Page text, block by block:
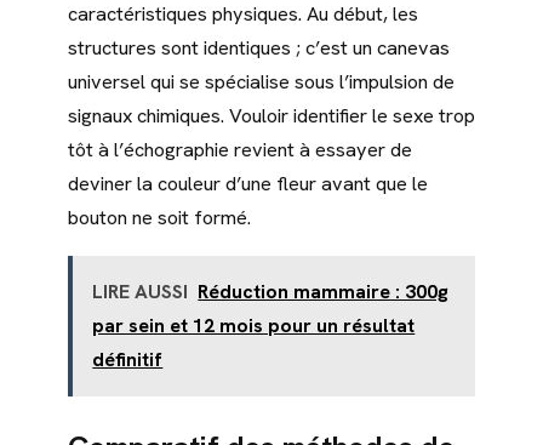
caractéristiques physiques. Au début, les
structures sont identiques ; c’est un canevas
universel qui se spécialise sous l’impulsion de
signaux chimiques. Vouloir identifier le sexe trop
tôt à l’échographie revient à essayer de
deviner la couleur d’une fleur avant que le
bouton ne soit formé.
LIRE AUSSI Réduction mammaire : 300g
par sein et 12 mois pour un résultat
définitif